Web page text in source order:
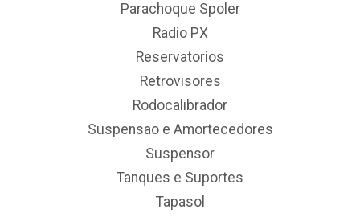
Parachoque Spoler
Radio PX
Reservatorios
Retrovisores
Rodocalibrador
Suspensao e Amortecedores
Suspensor
Tanques e Suportes
Tapasol